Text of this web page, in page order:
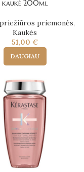
kaukė 200ml
priemonės,
Kaukės
51,00 €
DAUGIAU